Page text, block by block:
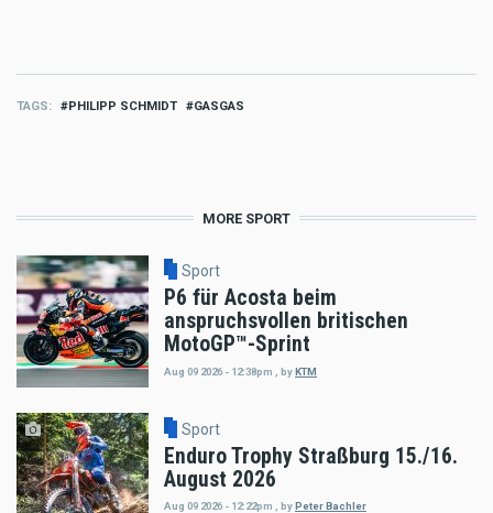
TAGS PHILIPP SCHMIDT GASGAS
MORE SPORT
Sport
P6 für Acosta beim
anspruchsvollen britischen
MotoGP™-Sprint
Aug 09 2026 - 12:38pm byKTM
Sport
Enduro Trophy Straßburg 15./16.
August 2026
Aug 09 2026 - 12:22pm , by Peter Bachler